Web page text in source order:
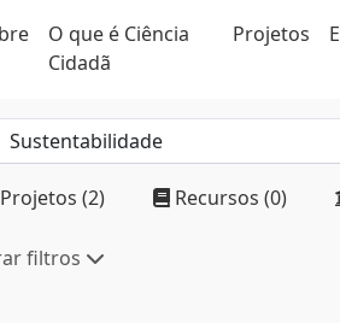
O que é Ciência
Cidadã
Projetos
Projetos (2) Recursos (0)
filtros